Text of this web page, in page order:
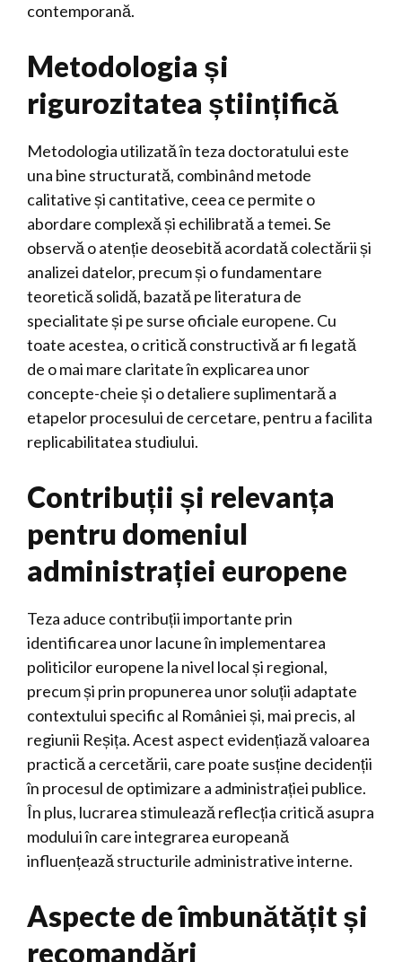
contemporană.
Metodologia și
rigurozitatea științifică
Metodologia utilizată în teza doctoratului este
una bine structurată, combinând metode
calitative și cantitative, ceea ce permite o
abordare complexă și echilibrată a temei. Se
observă o atenție deosebită acordată colectării și
analizei datelor, precum și o fundamentare
teoretică solidă, bazată pe literatura de
specialitate și pe surse oficiale europene. Cu
toate acestea, o critică constructivă ar fi legată
de o mai mare claritate în explicarea unor
concepte-cheie și o detaliere suplimentară a
etapelor procesului de cercetare, pentru a facilita
replicabilitatea studiului.
Contribuții și relevanța
pentru domeniul
administrației europene
Teza aduce contribuții importante prin
identificarea unor lacune în implementarea
politicilor europene la nivel local și regional,
precum și prin propunerea unor soluții adaptate
contextului specific al României și, mai precis, al
regiunii Reșița. Acest aspect evidențiază valoarea
practică a cercetării, care poate susține decidenții
în procesul de optimizare a administrației publice.
În plus, lucrarea stimulează reflecția critică asupra
modului în care integrarea europeană
influențează structurile administrative interne.
Aspecte de îmbunătățit și
recomandări